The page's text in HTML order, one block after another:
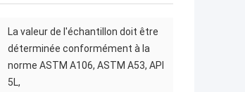
La valeur de l'échantillon doit être
déterminée conformément à la
norme ASTM A106, ASTM A53, API
5L,